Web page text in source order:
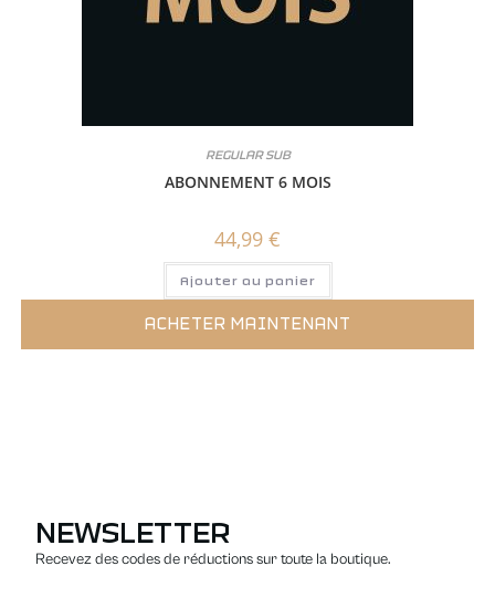
REGULAR SUB
ABONNEMENT 6 MOIS
44,99 €
Ajouter au panier
ACHETER MAINTENANT
NEWSLETTER
Recevez des codes de réductions sur toute la boutique.